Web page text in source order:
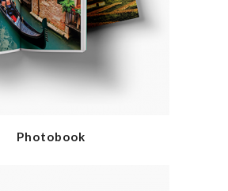
Photobook